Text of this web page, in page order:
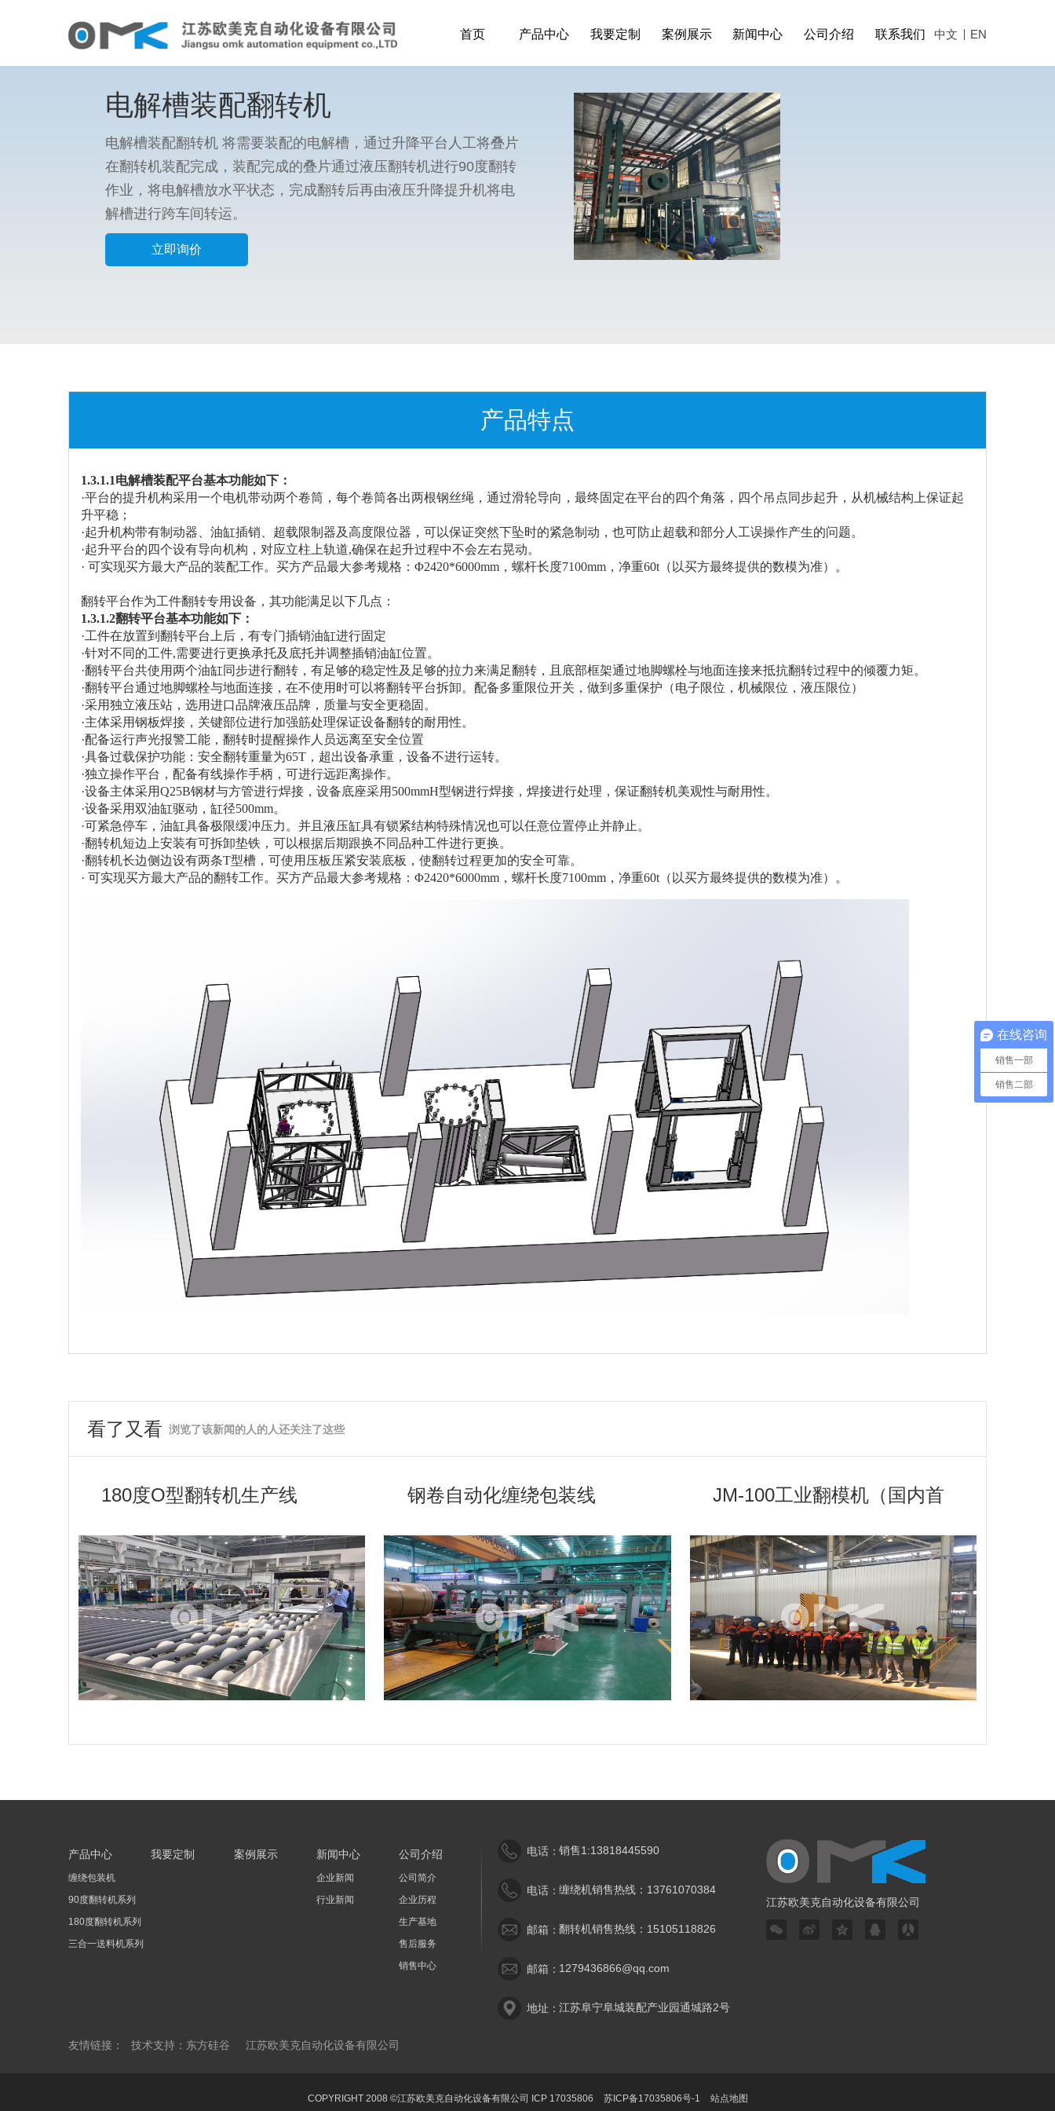
首页 产品中心 我要定制 案例展示 新闻中心 公司介绍 联系我们 中文 EN
电解槽装配翻转机
电解槽装配翻转机 将需要装配的电解槽，通过升降平台人工将叠片
在翻转机装配完成，装配完成的叠片通过液压翻转机进行90度翻转
作业，将电解槽放水平状态，完成翻转后再由液压升降提升机将电
解槽进行跨车间转运。
立即询价
产品特点
1.3.1.1电解槽装配平台基本功能如下：
·平台的提升机构采用一个电机带动两个卷筒，每个卷筒各出两根钢丝绳，通过滑轮导向，最终固定在平台的四个角落，四个吊点同步起升，从机械结构上保证起
升平稳 ；
·起升机构带有制动器、油缸插销、超载限制器及高度限位器，可以保证突然下坠时的紧急制动，也可防止超载和部分人工误操作产生的问题。
·起升平台的四个设有导向机构，对应立柱上轨道,确保在起升过程中不会左右晃动。
· 可实现买方最大产品的装配工作。买方产品最大参考规格：Φ2420*6000mm，螺杆长度7100mm，净重60t（以买方最终提供的数模为准）。
翻转平台作为工件翻转专用设备，其功能满足以下几点：
1.3.1.2翻转平台基本功能如下：
·工件在放置到翻转平台上后，有专门插销油缸进行固定
·针对不同的工件,需要进行更换承托及底托并调整插销油缸位置。
·翻转平台共使用两个油缸同步进行翻转， 有足够的稳定性及足够的拉力来满足翻转，且底部框架通过地脚螺栓与地面连接来抵抗翻转过程中的倾覆力矩。
·翻转平台通过地脚螺栓与地面连接，在不使用时可以将翻转平台拆卸。 配备多重限位开关，做到多重保护（电子限位，机械限位，液压限位）
·采用独立液压站，选用进口品牌液压品牌， 质量与安全更稳固。
·主体采用钢板焊接，关键部位进行加强筋处理保证设备翻转的耐用性。
·配备运行声光报警工能，翻转时提醒操作人员远离至安全位置
·具备过载保护功能：安全翻转重量为65T ，超出设备承重，设备不进行运转。
·独立操作平台，配备有线操作手柄，可进行远距离操作。
·设备主体采用Q25B钢材与方管进行焊接，设备底座采用 500mmH型钢进行焊接，焊接进行处理，保证翻转机美观性与耐用性。
·设备采用双油缸驱动，缸径500mm。
·可紧急停车，油缸具备极限缓冲压力。并且液压缸具有锁紧结构特殊情况也可以任意位置停止并静止 。
·翻转机短边上安装有可拆卸垫铁 ， 可以根据后期跟换不同品种工件进行更换。
·翻转机长边侧边设有两条T型槽，可使用压板压紧安装底板，使翻转过程更加的安全可靠。
· 可实现买方最大产品的翻转工作。买方产品最大参考规格：Φ2420*6000mm，螺杆长度7100mm，净重60t（以买方最终提供的数模为准）。
看了又看 浏览了该新闻的人的人还关注了这些
180度O型翻转机生产线 钢卷自动化缠绕包装线
JM-100工业翻模机（国内首
产品中心
缠绕包装机
90度翻转机系列
180度翻转机系列
三合一送料机系列
我要定制 案例展示 新闻中心
企业新闻
行业新闻
公司介绍
公司简介
企业历程
生产基地
售后服务
销售中心
电话：销售1:13818445590
电话：缠绕机销售热线：13761070384
邮箱：翻转机销售热线：15105118826
邮箱： 1279436866@qq.com
地址：江苏阜宁阜城装配产业园通城路2号
江苏欧美克自动化设备有限公司
友情链接： 技术支持：东方硅谷 江苏欧美克自动化设备有限公司
COPYRIGHT 2008 ©江苏欧美克自动化设备有限公司 ICP 17035806 苏ICP备17035806号-1 站点地图
在线咨询
销售一部
销售二部